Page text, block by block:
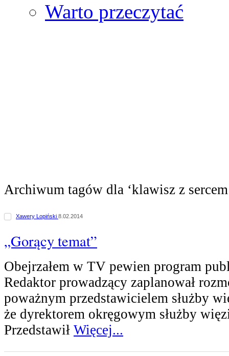
Warto przeczytać
Archiwum tagów dla ‘klawisz z
Xawery Lopiński 8.02.2014
„Gorący temat”
Obejrzałem w TV pewien program
Redaktor prowadzący zaplanował
poważnym przedstawicielem służby
że dyrektorem okręgowym służby
Przedstawił Więcej...